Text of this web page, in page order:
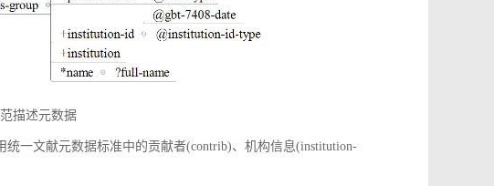
描述元数据
一文献元数据标准中的贡献者(contrib)、机构信息(institution-